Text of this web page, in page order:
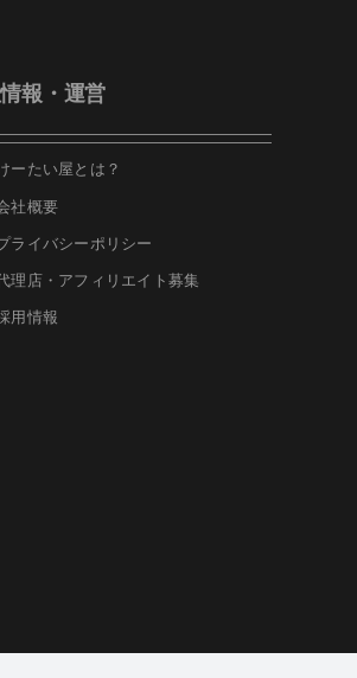
報・運営
ーたい屋とは？
社概要
ライバシーポリシー
理店・アフィリエイト募集
用情報